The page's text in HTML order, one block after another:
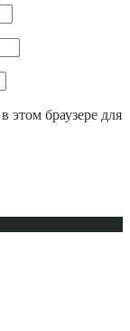
этом браузере для